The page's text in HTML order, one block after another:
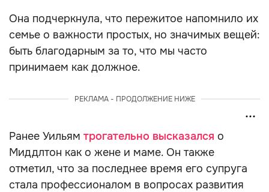
Она подчеркнула, что пережитое напомнило их
семье о важности простых, но значимых вещей:
быть благодарным за то, что мы часто
принимаем как должное.
РЕКЛАМА - ПРОДОЛЖЕНИЕ НИЖЕ
Ранее Уильям трогательно высказался о
Миддлтон как о жене и маме. Он также
отметил, что за последнее время его супруга
стала профессионалом в вопросах развития